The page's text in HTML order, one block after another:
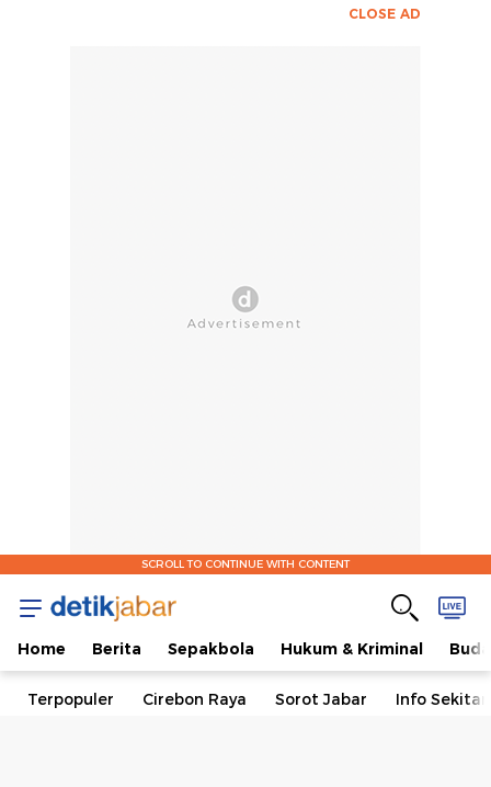
CLOSE AD
SCROLL TO CONTINUE WITH CONTENT
Home Berita Sepakbola Hukum & Kriminal
Terpopuler Cirebon Raya Sorot Jabar Info